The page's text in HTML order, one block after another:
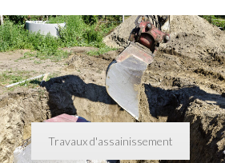
Travaux d'assainissement